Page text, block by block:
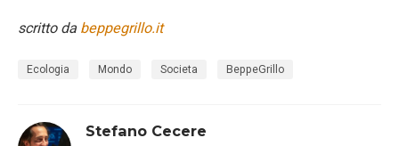
scritto da beppegrillo.it
Ecologia Mondo Societa BeppeGrillo
Stefano Cecere